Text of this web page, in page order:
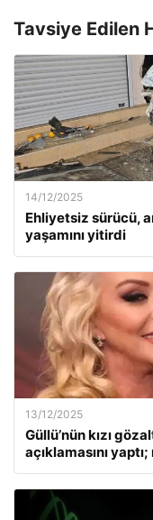
Tavsiye Edilen
14/12/2025
Ehliyetsiz sürücü,
yaşamını yitirdi
13/12/2025
Güllü’nün kızı
açıklamasını